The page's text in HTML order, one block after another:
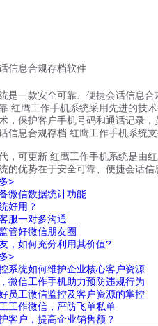
机
信息合规存档软件
是一款安全可靠、便捷会话信息
红鹰工作手机系统采用先进的技
，保护客户手机号码和通话记录
信息合规存档 红鹰工作手机系统
，可更新 红鹰工作手机系统是由
的优势在于安全可靠、便捷会话
>
微信数据统计功能
好用？
服一对多沟通
管好微信朋友圈
，如何充分利用其价值?
>
系统如何维护企业核心客户资源
微信工作手机助力预防违规行为
员工微信监控及客户资源的掌控
工作微信，严防飞单私单
客户，提高企业销售额？